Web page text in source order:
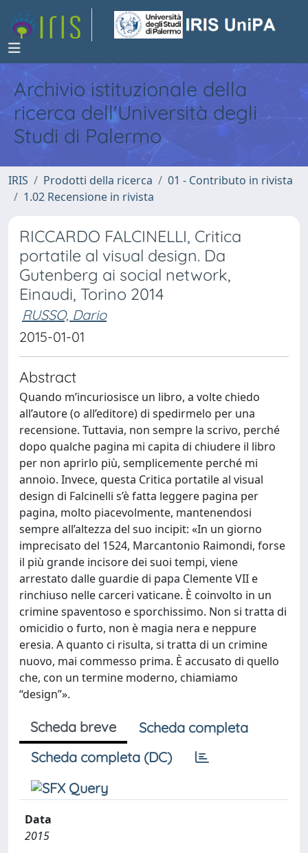
Archivio istituzionale della
ricerca dell'Università degli
Studi di Palermo
IRIS Prodotti della ricerca
01 - Contributo in rivista
1.02 Recensione in rivista
RICCARDO FALCINELLI, Critica
portatile al visual design. Da
Gutenberg ai social network,
Einaudi, Torino 2014
RUSSO, Dario
2015-01-01
Abstract
Quando m’incuriosisce un libro, a volte chiedo
all’autore (o all’editore) di spedirmelo per una
recensione. Tuttavia, non sempre la scrivo, perché
dopo qualche pagina mi capita di chiudere il libro
per non aprirlo più, semplicemente perché mi
annoio. Invece, questa Critica portatile al visual
design di Falcinelli s’è fatta leggere pagina per
pagina, molto piacevolmente, mantenendosi
sempre all’altezza del suo incipit: «In un giorno
imprecisato del 1524, Marcantonio Raimondi, forse
il più grande incisore dei suoi tempi, viene
arrestato dalle guardie di papa Clemente VII e
rinchiuso nelle carceri vaticane. È coinvolto in un
crimine spaventoso e sporchissimo. Non si tratta di
omicidio o furto, non è magia nera e neppure
eresia. A quanto ci risulta, si tratta di un crimine
nuovo, mai commesso prima. È accusato di quello
che, con un termine moderno, chiamiamo
“design”».
Scheda breve
Scheda completa
Scheda completa (DC)
Data
2015